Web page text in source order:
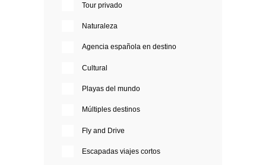
Tour privado
Naturaleza
Agencia española en destino
Cultural
Playas del mundo
Múltiples destinos
Fly and Drive
Escapadas viajes cortos